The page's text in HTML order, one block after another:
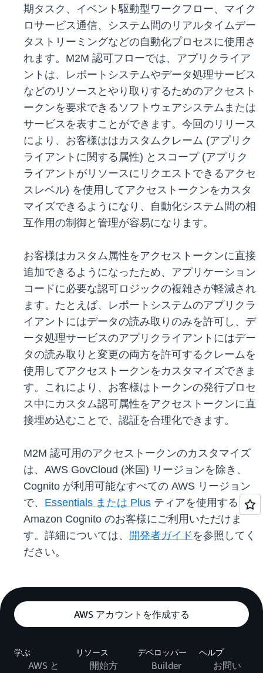
期タスク、イベント駆動型ワークフロー、マイク
ロサービス通信、システム間のリアルタイムデー
タストリーミングなどの自動化プロセスに使用さ
れます。M2M 認可フローでは、アプリクライア
ントは、レポートシステムやデータ処理サービス
などのリソースとやり取りするためのアクセスト
ークンを要求できるソフトウェアシステムまたは
サービスを表すことができます。今回のリリース
により、お客様ははカスタムクレーム (アプリク
ライアントに関する属性) とスコープ (アプリク
ライアントがリソースにリクエストできるアクセ
スレベル) を使用してアクセストークンをカスタ
マイズできるようになり、自動化システム間の相
互作用の制御と管理が容易になります。
お客様はカスタム属性をアクセストークンに直接
追加できるようになったため、アプリケーション
コードに必要な認可ロジックの複雑さが軽減され
ます。たとえば、レポートシステムのアプリクラ
イアントにはデータの読み取りのみを許可し、デ
ータ処理サービスのアプリクライアントにはデー
タの読み取りと変更の両方を許可するクレームを
使用してアクセストークンをカスタマイズできま
す。これにより、お客様はトークンの発行プロセ
ス中にカスタム認可属性をアクセストークンに直
接埋め込むことで、認証を合理化できます。
M2M 認可用のアクセストークンのカスタマイズ
は、AWS GovCloud (米国) リージョンを除き、
Cognito が利用可能なすべての AWS リージョン
で、 Essentials または Plus ティアを使用する
Amazon Cognito のお客様にご利用いただけま
す。詳細については、 開発者ガイド を参照してく
ださい。
AWS アカウントを作成する
学ぶ
AWS と
リソース
開始方
デベロッパー
Builder
ヘルプ
お問い